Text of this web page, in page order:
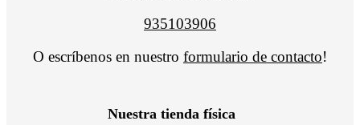
935103906
O escríbenos en nuestro formulario de contacto!
Nuestra tienda física